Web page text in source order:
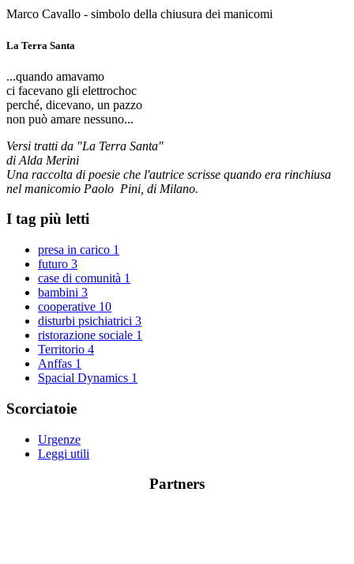
Marco Cavallo - simbolo della chiusura dei manicomi
La Terra Santa
...quando amavamo
ci facevano gli elettrochoc
perché, dicevano, un pazzo
non può amare nessuno...
Versi tratti da "La Terra Santa"
di Alda Merini
Una raccolta di poesie che l'autrice scrisse quando era rinchiusa
nel manicomio Paolo Pini, di Milano.
I tag più letti
presa in carico 1
futuro 3
case di comunità 1
bambini 3
cooperative 10
disturbi psichiatrici 3
ristorazione sociale 1
Territorio 4
Anffas 1
Spacial Dynamics 1
Scorciatoie
Urgenze
Leggi utili
Partners